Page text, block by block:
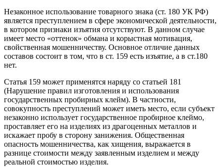
Незаконное использование товарного знака (ст. 180 УК РФ)
является преступлением в сфере экономической деятельности,
в котором признаки изъятия отсутствуют. В данном случае
имеет место «оттенок» обмана и корыстная мотивация,
свойственная мошенничеству. Основное отличие данных
составов состоит в том, что в ст. 159 есть изъятие, а в ст.180
нет.
Статья 159 может применятся наряду со статьей 181
(Нарушение правил изготовления и использования
государственных пробирных клейм). В частности,
совокупность преступлений может иметь место, если субъект
незаконно использует государственное пробирное клеймо,
проставляет его на изделиях из драгоценных металлов и
искажает пробу в сторону занижения. Общественная
опасность мошенничества, как хищения, выражается в
разнице стоимости между заявленным изделием и между
реальной стоимостью изделия.